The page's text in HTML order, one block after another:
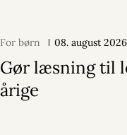
For børn 08. august 2026
Gør læsning til
årige